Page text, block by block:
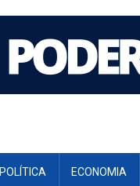
POLÍTICA ECONOMIA